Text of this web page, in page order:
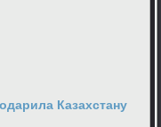
Казахстану